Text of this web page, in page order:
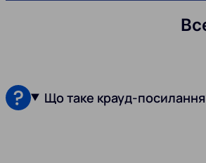
Що таке крауд-